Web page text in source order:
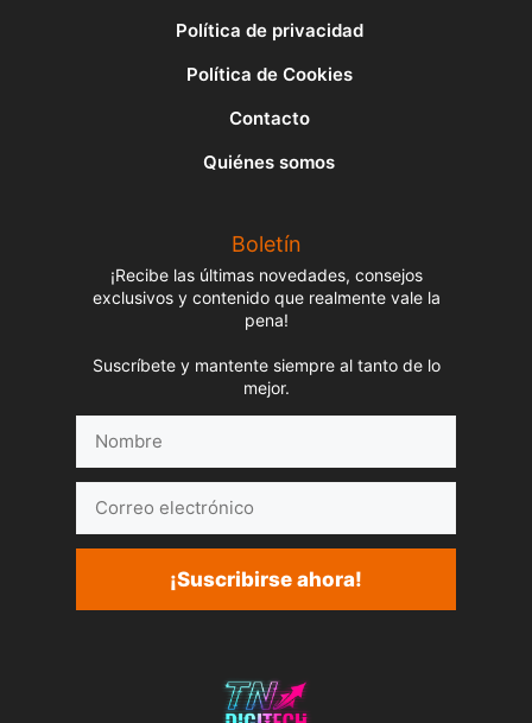
Política de privacidad
Política de Cookies
Contacto
Quiénes somos
Boletín
¡Recibe las últimas novedades, consejos
exclusivos y contenido que realmente vale la
pena!
Suscríbete y mantente siempre al tanto de lo
mejor.
electrónico
¡Suscribirse ahora!